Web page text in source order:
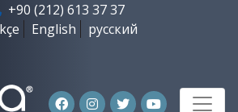
+90 (212) 613 37 37
English русский